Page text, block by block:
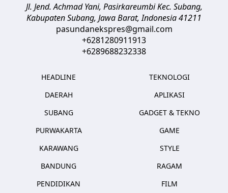
Jl. Jend. Achmad Yani, Pasirkareumbi Kec. Subang,
Kabupaten Subang, Jawa Barat,Indonesia41211
pasundanekspres@gmail.com
+6281280911913
+6289688232338
HEADLINE
DAERAH
SUBANG
PURWAKARTA
KARAWANG
BANDUNG
PENDIDIKAN
TEKNOLOGI
APLIKASI
GADGET & TEKNO
GAME
STYLE
RAGAM
FILM